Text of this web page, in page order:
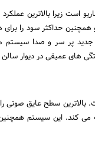
است زیرا بالاترین
حداکثر سود را برای
های عمیقی در دیوار
بالاترین سطح عایق
کند. این سیستم همچنین